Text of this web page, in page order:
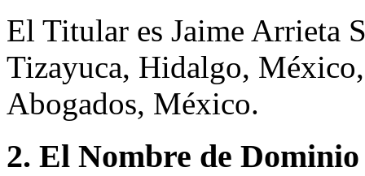
El Titular es Jaime Arrieta
Tizayuca, Hidalgo,
Abogados, México.
2. El Nombre de